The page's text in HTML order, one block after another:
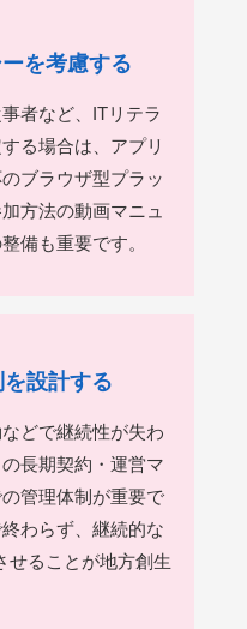
を考慮する
者など、ITリテラ
る場合は、アプリ
ブラウザ型プラッ
方法の動画マニュ
備も重要です。
設計する
どで継続性が失わ
長期契約・運営マ
管理体制が重要で
わらず、継続的な
せることが地方創生